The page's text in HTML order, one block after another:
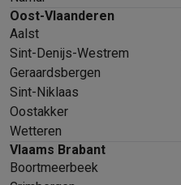
Oost-Vlaanderen
Aalst
Sint-Denijs-Westrem
Geraardsbergen
Sint-Niklaas
Oostakker
Wetteren
Vlaams Brabant
Boortmeerbeek